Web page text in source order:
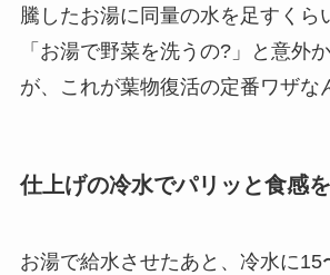
騰したお湯に同量の水を足すくら
「お湯で野菜を洗うの?」と意外
が、これが葉物復活の定番ワザな
仕上げの冷水でパリッと食感
お湯で給水させたあと、冷水に15